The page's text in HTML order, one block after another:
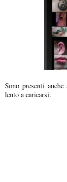
Sono presenti
lento a caricarsi.